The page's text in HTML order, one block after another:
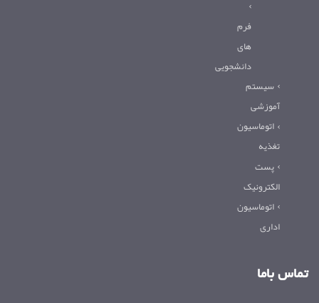
فرم
های
دانشجویی
سیستم
آموزشی
اتوماسیون
تغذیه
پست
الکترونیک
اتوماسیون
اداری
تماس باما